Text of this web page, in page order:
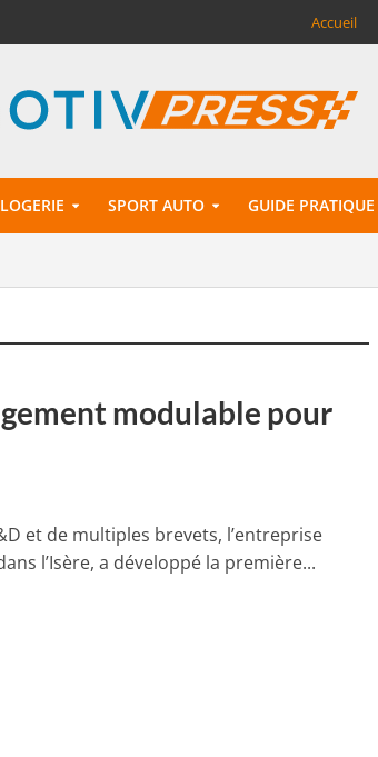
Accueil
SPORT AUTO GUIDE PRATIQUE
modulable pour
et de multiples brevets, l’entreprise
l’Isère, a développé la première...